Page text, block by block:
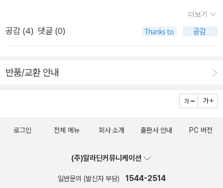
할 것이다. 덧붙여 누구를 위한 희생인지도 생각해 본다면 결코
외면할 수는 없을 것이다.
탈진 음지 역시 전라도 사투리가 등장함으로써 소외된 도시에서
시골만의 정을 찾고자 하는 것을 보여준다. 비탈진 음지를 읽으면
서 동화 '시골쥐, 서울쥐'가 생각이 났다. 시골쥐가 서울쥐의 초대
오는 동화이다. 복천 역시 시골쥐이다. 도시의 삭막함, 쓸쓸함, 정
서움에 벼랑끝에 몰리면서 목숨을 걸어야 하는 시골쥐의 도시 생
된 계층이 많이 있다. 조금만 시선을 돌려본다면 충분히 찾을 수
들이 많이 등장하기를 바란다.
음에도 불구하고 쉽게 잊혀지지 않은 까닭은붓칼의 칼날이 매우
날카로웠고, 그 시대 역시 쉽게 베였기 때문이다. 이런 소설이 그
의 손에서 또 다시 나올까 싶다.조정래 작가의작품은 '해냄출판
을 모은 '조정래 문학전집'도, 이 출판사가 간행했기 때문이다.『어
떤 솔거의 죽음』은 장편소설이 아니라 그의 단편소설 14편을 모
아놓은 책이다. 한창개발 중이었던 1970년대에서 얻은 것 대신
단편집이다. 결국 이 세책은 작가의 풍성한 이야기를 보여주고 있
이야기를 어떻게 압축하여 풀어내고 있을까? 역시, 나는 이런 짓
을 하다 보면 그 작가의 작품이 읽고 싶어진다니까. 알고 보면, 이
더보기
공감 (4) 댓글 (0)
반품/교환 안내
로그인 전체 메뉴 회사 소개 출판사 안내 PC 버전
(주)알라딘커뮤니케이션
일반문의 (발신자 부담) 1544-2514